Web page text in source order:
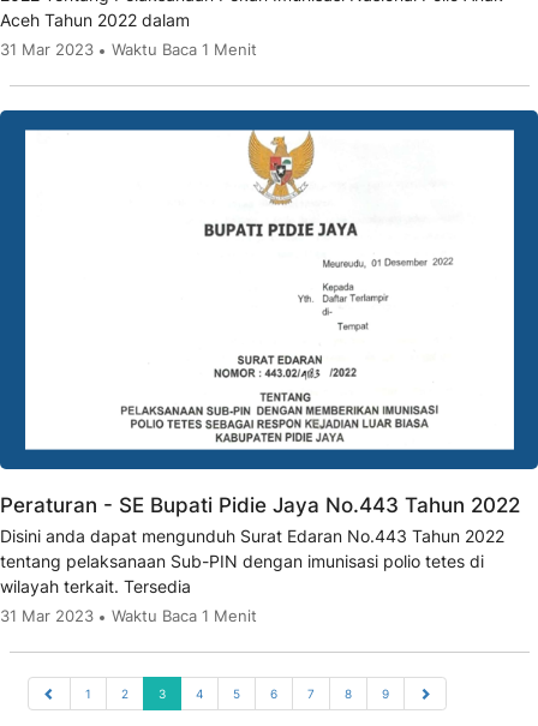
Aceh Tahun 2022 dalam
31 Mar 2023 Waktu Baca 1 Menit
Peraturan - SE Bupati Pidie Jaya No.443 Tahun 2022
Disini anda dapat mengunduh Surat Edaran No.443 Tahun 2022
tentang pelaksanaan Sub-PIN dengan imunisasi polio tetes di
wilayah terkait. Tersedia
31 Mar 2023 Waktu Baca 1 Menit
1 2 3 4 5 6 7 8 9